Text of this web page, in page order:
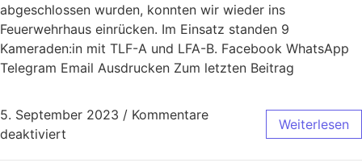
abgeschlossen wurden, konnten wir wieder ins
Feuerwehrhaus einrücken. Im Einsatz standen 9
Kameraden:in mit TLF-A und LFA-B. Facebook WhatsApp
Telegram Email Ausdrucken Zum letzten Beitrag
5. September 2023 / Kommentare
deaktiviert
Weiterlesen